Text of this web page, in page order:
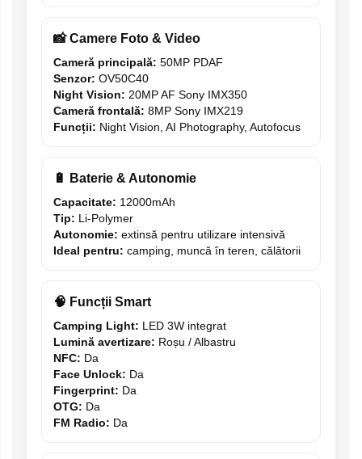
📸 Camere Foto & Video
Cameră principală: 50MP PDAF
Senzor: OV50C40
Night Vision: 20MP AF Sony IMX350
Cameră frontală: 8MP Sony IMX219
Funcții: Night Vision, AI Photography, Autofocus
🔋 Baterie & Autonomie
Capacitate: 12000mAh
Tip: Li-Polymer
Autonomie: extinsă pentru utilizare intensivă
Ideal pentru: camping, muncă în teren, călătorii
🧠 Funcții Smart
Camping Light: LED 3W integrat
Lumină avertizare: Roșu / Albastru
NFC: Da
Face Unlock: Da
Fingerprint: Da
OTG: Da
FM Radio: Da